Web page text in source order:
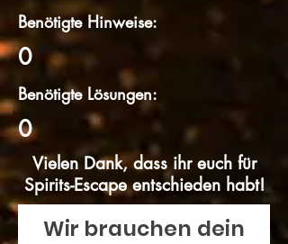
Benötigte Hinweise:
0
Benötigte Lösungen:
0
Vielen Dank, dass ihr euch für
Spirits-Escape entschieden habt!
Wir brauchen dein